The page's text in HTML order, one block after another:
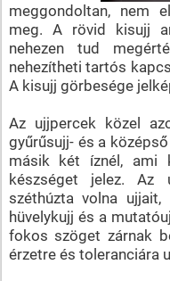
meggondoltan, nem
meg. A rövid kisujj
nehezen tud
nehezítheti tartós
A kisujj görbesége
Az ujjpercek közel
gyűrűsujj- és a
másik két íznél, ami
készséget jelez. Az
széthúzta volna ujjait,
hüvelykujj és a
fokos szöget zárnak
érzetre és toleranciára